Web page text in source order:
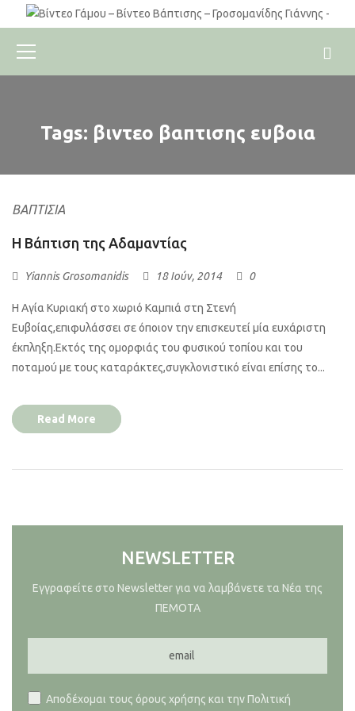
Tags: βιντεο βαπτισης ευβοια
ΒΑΠΤΊΣΙΑ
Η Βάπτιση της Αδαμαντίας
Yiannis Grosomanidis 18 Ιούν, 2014 0
Η Αγία Κυριακή στο χωριό Καμπιά στη Στενή
Ευβοίας,επιφυλάσσει σε όποιον την επισκευτεί μία ευχάριστη
έκπληξη.Εκτός της ομορφιάς του φυσικού τοπίου και του
ποταμού με τους καταράκτες,συγκλονιστικό είναι επίσης το...
Read More
NEWSLETTER
Εγγραφείτε στο Newsletter για να λαμβάνετε τα Νέα της
ΠΕΜΟΤΑ
Αποδέχομαι τους όρους χρήσης και την Πολιτική